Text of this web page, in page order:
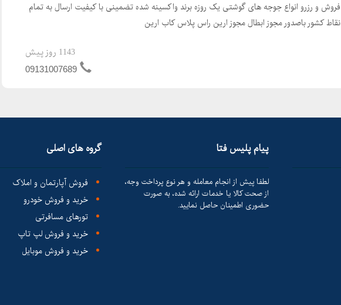
فروش و رزرو انواع جوجه های گوشتی یک روزه برند واکسینه شده تضمینی با کیفیت ارسال به تمام
نقاط کشور باصدور مجوز ابطال مجوز ارین راس پلاس کاب ارین
1143 روز پیش
09131007689
پیام پلیس فتا
لطفا پیش از انجام معامله و هر نوع پرداخت وجه،
از صحت کالا یا خدمات ارائه شده، به صورت
حضوری اطمینان حاصل نمایید.
گروه های اصلی
فروش آپارتمان و املاک
خرید و فروش خودرو
تورهای مسافرتی
خرید و فروش لپ تاپ
خرید و فروش موبایل